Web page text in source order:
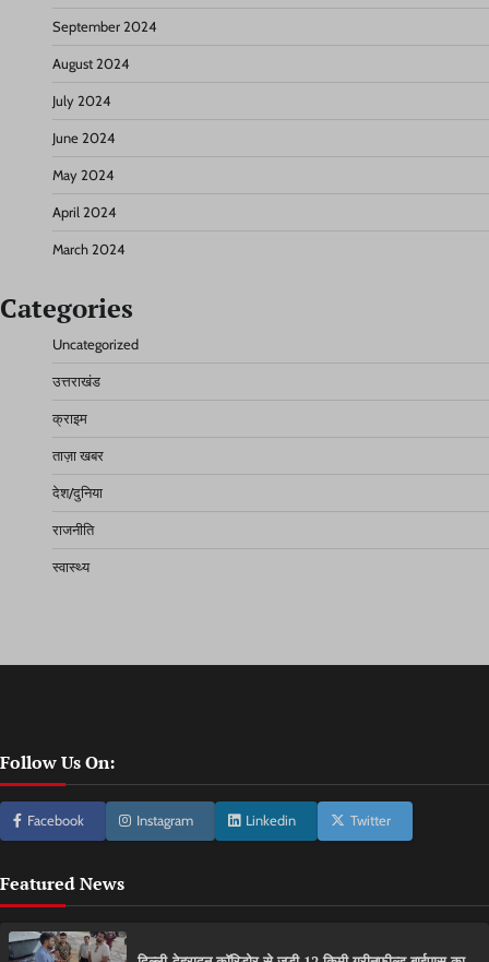
September 2024
August 2024
July 2024
June 2024
May 2024
April 2024
March 2024
Categories
Uncategorized
उत्तराखंड
क्राइम
ताज़ा खबर
देश/दुनिया
राजनीति
स्वास्थ्य
Follow Us On:
Facebook Instagram Linkedin Twitter
Featured News